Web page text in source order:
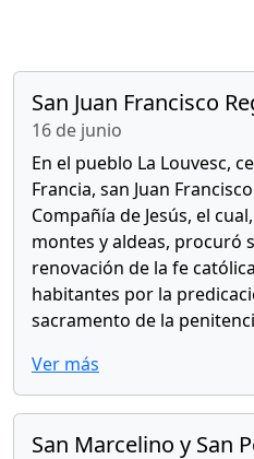
San Juan Francisco
16 de junio
En el pueblo La Louvesc,
Francia, san Juan
Compañía de Jesús, el
montes y aldeas, procuró
renovación de la fe
habitantes por la
sacramento de la
Ver más
San Marcelino y San